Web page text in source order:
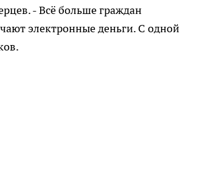
- Всё больше граждан
электронные деньги. С одной